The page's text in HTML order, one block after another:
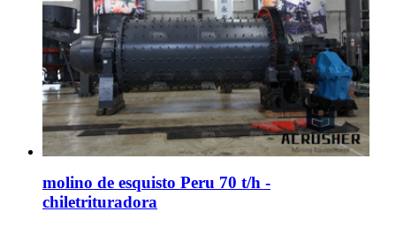
molino de esquisto Peru 70 t/h -
chiletrituradora